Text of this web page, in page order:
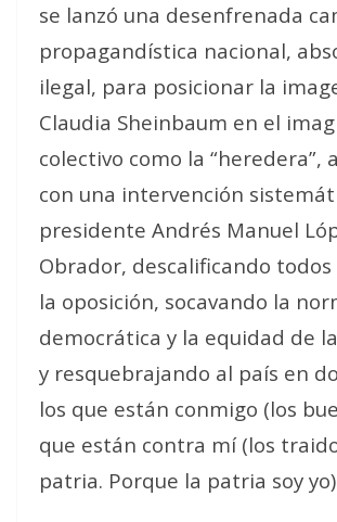
se lanzó una desenfrenada
propagandística nacional,
ilegal, para posicionar la
Claudia Sheinbaum en el
colectivo como la “heredera”,
con una intervención
presidente Andrés Manuel
Obrador, descalificando todos
la oposición, socavando la
democrática y la equidad de
y resquebrajando al país en
los que están conmigo (los
que están contra mí (los
patria. Porque la patria soy